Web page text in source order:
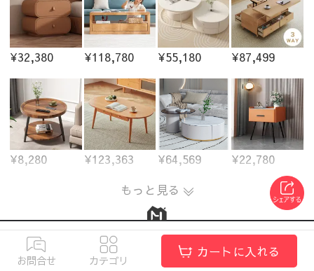
¥32,380 ¥118,780 ¥55,180 ¥87,499
¥8,280 ¥123,363 ¥64,569
¥22,780
もっと見る
カテゴリから探す
お問合せ カテゴリ
カートに入れる